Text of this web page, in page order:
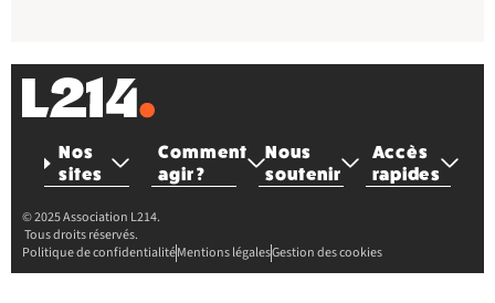
Nos
sites
Comment
agir ?
Nous
soutenir
Accès
rapides
© 2025 Association L214.
Tous droits réservés.
Politique de confidentialitéMentions légalesGestion des cookies